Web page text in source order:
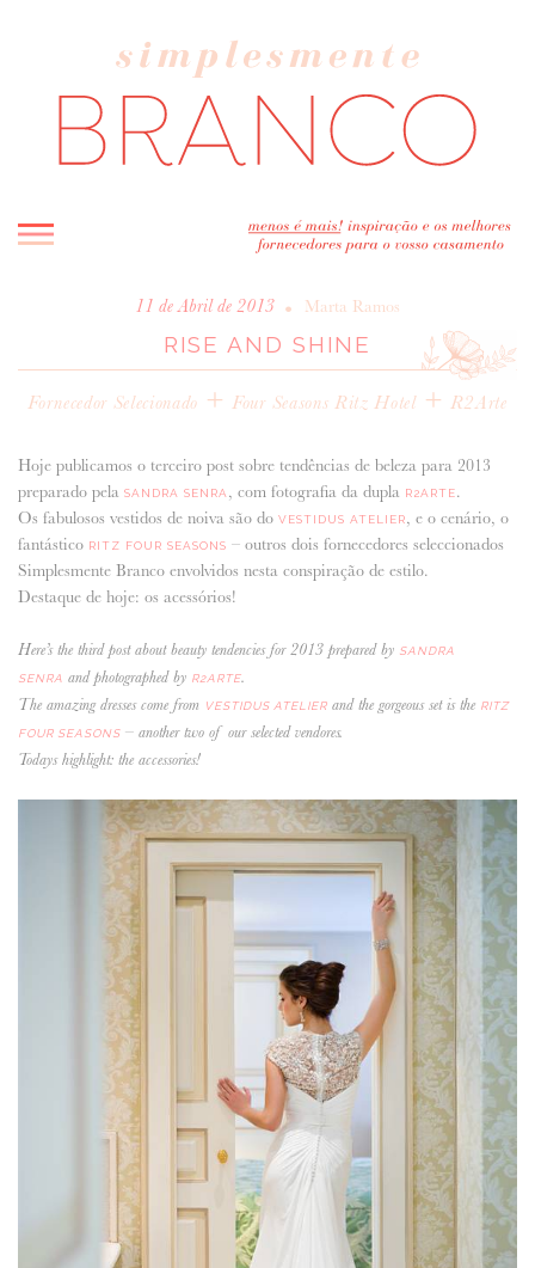
INICIO
BLOG
CASAVA-ME AQUI!
FORNECEDORES RECOMENDADOS
ANUNCIE CONNOSCO
11 de Abril de 2013 • Marta Ramos
RISE AND SHINE
Fornecedor Selecionado +Four Seasons Ritz Hotel+ R2Arte
Hoje publicamos o terceiro post sobre tendências de beleza para 2013
preparado pela SANDRA SENRA , com fotografia da dupla R2ARTE.
Os fabulosos vestidos de noiva são do VESTIDUS ATELIER, e o cenário, o
fantástico RITZ FOUR SEASONS – outros dois fornecedores seleccionados
Simplesmente Branco envolvidos nesta conspiração de estilo.
Destaque de hoje: os acessórios!
Here’s the third post about beauty tendencies for 2013 prepared by SANDRA
SENRA and photographed by R2ARTE.
The amazing dresses come from
VESTIDUS ATELIERand the gorgeous set is the RITZ
FOUR SEASONS– another two of our selected vendores.
Todays highlight: the accessories!